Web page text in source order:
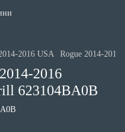
2016 USA Rogue 2014-2016
2016
623104BA0B